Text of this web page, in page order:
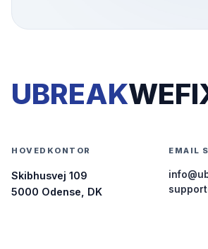
UBREAK
HOVEDKONTOR
Skibhusvej 109
5000 Odense, DK
EMAIL